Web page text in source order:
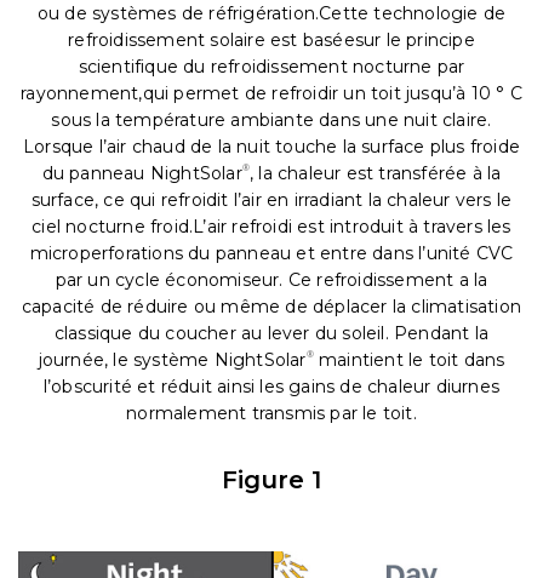
ou de systèmes de réfrigération.Cette technologie de
refroidissement solaire est baséesur le principe
scientifique du refroidissement nocturne par
rayonnement,qui permet de refroidir un toit jusqu’à 10 ° C
sous la température ambiante dans une nuit claire.
Lorsque l’air chaud de la nuit touche la surface plus froide
du panneau NightSolar®, la chaleur est transférée à la
surface, ce qui refroidit l’air en irradiant la chaleur vers le
ciel nocturne froid.L’air refroidi est introduit à travers les
microperforations du panneau et entre dans l’unité CVC
par un cycle économiseur. Ce refroidissement a la
capacité de réduire ou même de déplacer la climatisation
classique du coucher au lever du soleil. Pendant la
journée, le système NightSolar®maintient le toit dans
l’obscurité et réduit ainsi les gains de chaleur diurnes
normalement transmis par le toit.
Figure 1